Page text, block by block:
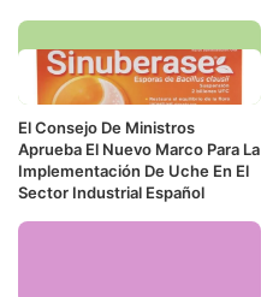
El Consejo De Ministros
Aprueba El Nuevo Marco Para La
Implementación De Uche En El
Sector Industrial Español